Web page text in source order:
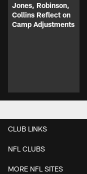
Jones, Robinson,
Collins Reflect on
Camp Adjustments
CLUB LINKS
NFL CLUBS
MORE NFL SITES